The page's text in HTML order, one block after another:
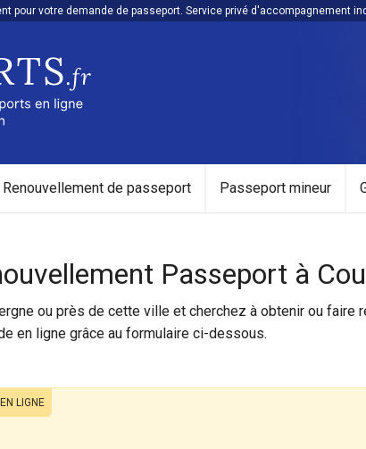
pour votre demande de passeport. Service privé d'accompagnement
Renouvellement de passeport Passeport mineur
Passeport à
ou près de cette ville et cherchez à obtenir ou faire
en ligne grâce au formulaire ci-dessous.
LIGNE